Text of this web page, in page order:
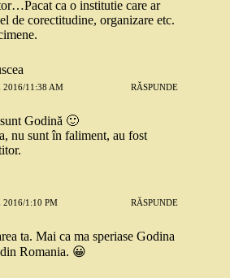
ca o institutie care ar
de corectitudine, organizare etc.
2016/11:38 AM RĂSPUNDE
Godină 🙂
nu sunt în faliment, au fost
2016/1:10 PM RĂSPUNDE
ta. Mai ca ma speriase Godina
Romania. 😀